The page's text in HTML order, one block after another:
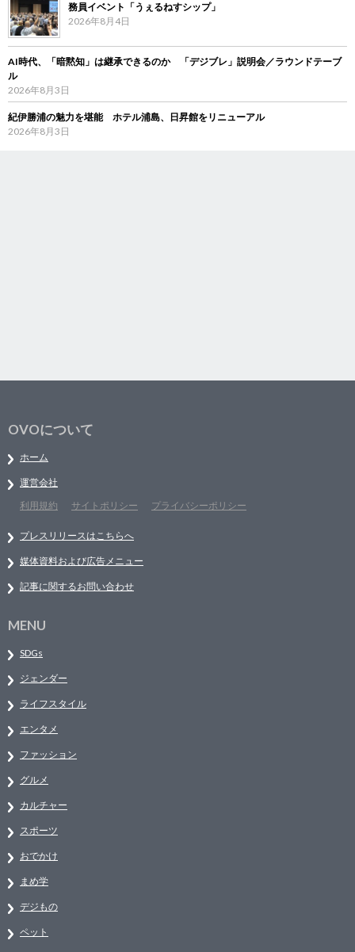
務員イベント「うぇるねすシップ」
2026年8月4日
AI時代、「暗黙知」は継承できるのか 「デジブレ」説明会／ラウンドテーブ
ル
2026年8月3日
紀伊勝浦の魅力を堪能 ホテル浦島、日昇館をリニューアル
2026年8月3日
OVOについて
ホーム
運営会社
利用規約
サイトポリシー プライバシーポリシー
プレスリリースはこちらへ
媒体資料および広告メニュー
記事に関するお問い合わせ
MENU
SDGs
ジェンダー
ライフスタイル
エンタメ
ファッション
グルメ
カルチャー
スポーツ
おでかけ
まめ学
デジもの
ペット